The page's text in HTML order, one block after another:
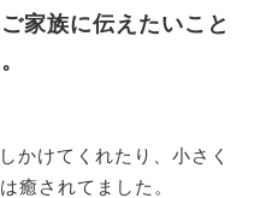
家族に伝えたいこと
かけてくれたり、小さく
癒されてました。